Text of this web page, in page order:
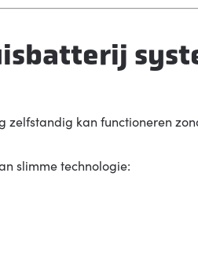
kan functioneren
slimme technologie: